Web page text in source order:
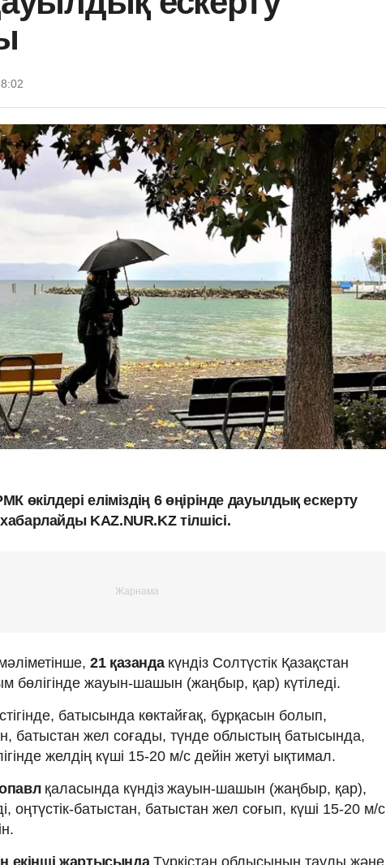
өкілдері еліміздің 6 өңірінде дауылдық ескерту
KAZ.NUR.KZ тілшісі.
21 қазанда күндіз Солтүстік Қазақстан
бөлігінде жауын-шашын (жаңбыр, қар) күтіледі.
батысында көктайғақ, бұрқасын болып,
батыстан жел соғады, түнде облыстың батысында,
желдің күші 15-20 м/с дейін жетуі ықтимал.
қаласында күндіз жауын-шашын (жаңбыр, қар),
оңтүстік-батыстан, батыстан жел соғып, күші 15-20 м/с
екінші жартысындаТүркістан облысының таулы және